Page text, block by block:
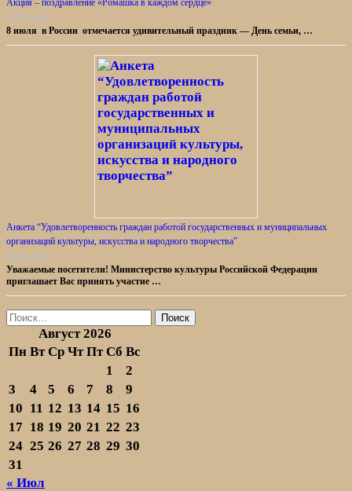
13.07.2026
8 июля в России отмечается удивительный праздник — День семьи, …
Анкета “Удовлетворенность граждан работой государственных и муниципальных
организаций культуры, искусства и народного творчества”
30.06.2026
Уважаемые посетители! Министерство культуры Российской Федерации
приглашает Вас принять участие …
Найти:
Август 2026
Пн Вт Ср Чт Пт Сб Вс
1
2
3
4 5 6 7 8
9
10 11 12 13 14 15 16
17 18 19 20 21 22 23
24 25 26 27 28 29 30
31
« Июл